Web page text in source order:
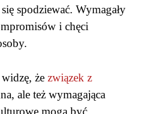
spodziewać. Wymagały
i chęci
że związek z
ale też wymagająca
mogą być